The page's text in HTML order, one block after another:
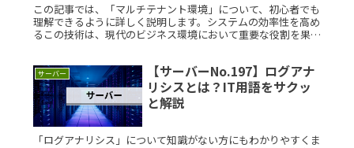
この記事では、「マルチテナント環境」について、初心者でも
理解できるように詳しく説明します。システムの効率性を高め
るこの技術は、現代のビジネス環境において重要な役割を果た
サーバー
【サーバーNo.197】ログアナ
リシスとは？IT用語をサクッ
と解説
「ログアナリシス」について知識がない方にもわかりやすくま